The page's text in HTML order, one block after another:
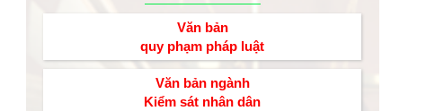
Văn bản
quy phạm pháp luật
Văn bản ngành
Kiểm sát nhân dân